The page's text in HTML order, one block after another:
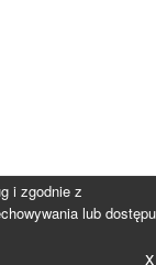
i zgodnie z
lub dostępu
x